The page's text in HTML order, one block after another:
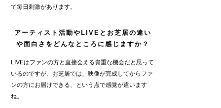
て毎日刺激があります。
アーティスト活動やLIVEとお芝居の違い
や面白さをどんなところに感じますか？
LIVEはファンの方と直接会える貴重な機会だと思って
いるのですが、お芝居では、映像が完成してからファ
ンの方にお届けできる、という点で感覚が違います
ね。